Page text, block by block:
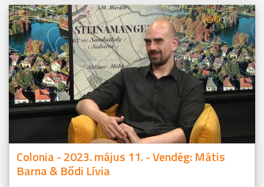
Colonia - 2023. május 11. - Vendég: Mátis
Barna & Bődi Lívia